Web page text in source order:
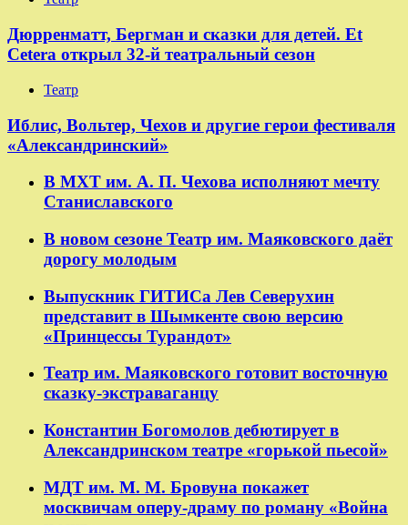
Дюрренматт, Бергман и сказки для детей. Et
Cetera открыл 32-й театральный сезон
Театр
​​Иблис, Вольтер, Чехов и другие герои фестиваля
«Александринский»
В МХТ им. А. П. Чехова исполняют мечту
Станиславского
В новом сезоне Театр им. Маяковского даёт
дорогу молодым
Выпускник ГИТИСа Лев Северухин
представит в Шымкенте свою версию
«Принцессы Турандот»
Театр им. Маяковского готовит восточную
сказку-экстраваганцу
Константин Богомолов дебютирует в
Александринском театре «горькой пьесой»
МДТ им. М. М. Бровуна покажет
москвичам оперу-драму по роману «Война